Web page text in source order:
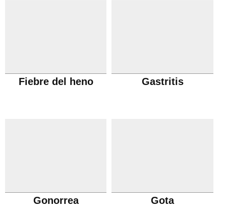
Fiebre del heno Gastritis
Gonorrea Gota